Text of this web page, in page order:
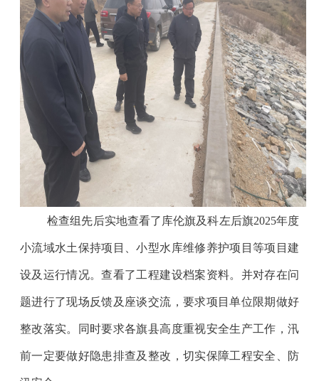
检查组先后实地查看了库伦旗及科左后旗2025年度
小流域水土保持项目、小型水库维修养护项目等项目建
设及运行情况。查看了工程建设档案资料。并对存在问
题进行了现场反馈及座谈交流，要求项目单位限期做好
整改落实。同时要求各旗县高度重视安全生产工作，汛
前一定要做好隐患排查及整改，切实保障工程安全、防